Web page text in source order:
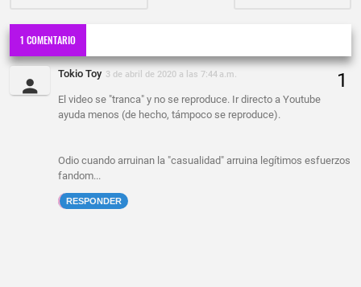
1 COMENTARIO
Tokio Toy 3 de abril de 2020 a las 7:44 a.m.
El video se "tranca" y no se reproduce. Ir directo a Youtube
ayuda menos (de hecho, támpoco se reproduce).
Odio cuando arruinan la "casualidad" arruina legítimos esfuerzos
fandom...
RESPONDER